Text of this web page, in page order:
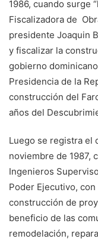
1986, cuando surge
Fiscalizadora de
presidente Joaquin
y fiscalizar la
gobierno
Presidencia de la
construcción del
años del
Luego se registra el
noviembre de 1987,
Ingenieros
Poder Ejecutivo,
construcción de
beneficio de las
remodelación,